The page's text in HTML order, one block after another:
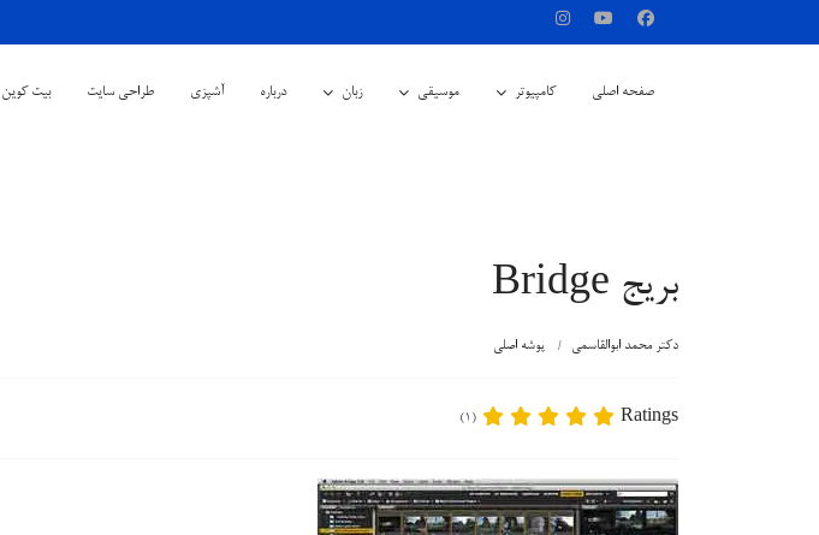
صفحه اصلی کامپیوتر موسیقی زبان درباره آشپزی طراحی سایت بیت کوین
بریج Bridge
دکتر محمد ابوالقاسمی پوشه اصلی
Ratings
(1)